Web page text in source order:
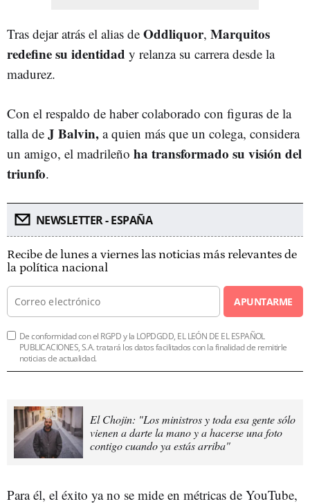
Tras dejar atrás el alias de Oddliquor, Marquitos
redefine su identidad y relanza su carrera desde la
madurez.
Con el respaldo de haber colaborado con figuras de la
talla de J Balvin, a quien más que un colega, considera
un amigo, el madrileño ha transformado su visión del
triunfo.
NEWSLETTER - ESPAÑA
Recibe de lunes a viernes las noticias más relevantes de
la política nacional
APUNTARME
De conformidad con el RGPD y la LOPDGDD, EL LEÓN DE EL ESPAÑOL
PUBLICACIONES, S.A. tratará los datos facilitados con la finalidad de remitirle
noticias de actualidad.
El Chojin: "Los ministros y toda esa gente sólo
vienen a darte la mano y a hacerse una foto
contigo cuando ya estás arriba"
Para él, el éxito ya no se mide en métricas de YouTube,